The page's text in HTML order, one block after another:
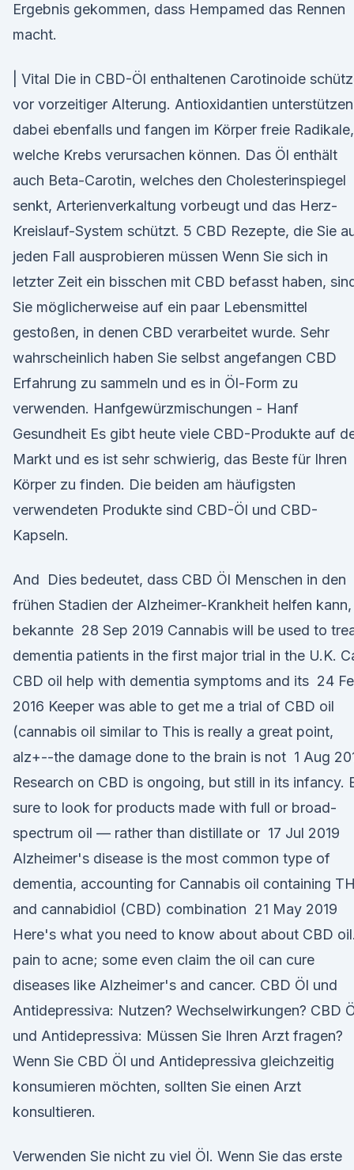
Ergebnis gekommen, dass Hempamed das Rennen
macht.
| Vital Die in CBD-Öl enthaltenen Carotinoide
vor vorzeitiger Alterung. Antioxidantien unterstützen
dabei ebenfalls und fangen im Körper freie Radikale,
welche Krebs verursachen können. Das Öl enthält
auch Beta-Carotin, welches den Cholesterinspiegel
senkt, Arterienverkaltung vorbeugt und das Herz-
Kreislauf-System schützt. 5 CBD Rezepte, die Sie
jeden Fall ausprobieren müssen Wenn Sie sich in
letzter Zeit ein bisschen mit CBD befasst haben,
Sie möglicherweise auf ein paar Lebensmittel
gestoßen, in denen CBD verarbeitet wurde. Sehr
wahrscheinlich haben Sie selbst angefangen CBD
Erfahrung zu sammeln und es in Öl-Form zu
verwenden. Hanfgewürzmischungen - Hanf
Gesundheit Es gibt heute viele CBD-Produkte auf
Markt und es ist sehr schwierig, das Beste für Ihren
Körper zu finden. Die beiden am häufigsten
verwendeten Produkte sind CBD-Öl und CBD-
Kapseln.
And Dies bedeutet, dass CBD Öl Menschen in den
frühen Stadien der Alzheimer-Krankheit helfen kann,
bekannte 28 Sep 2019 Cannabis will be used to
dementia patients in the first major trial in the U.K.
CBD oil help with dementia symptoms and its 24
2016 Keeper was able to get me a trial of CBD oil
(cannabis oil similar to This is really a great point,
alz+--the damage done to the brain is not 1 Aug
Research on CBD is ongoing, but still in its infancy.
sure to look for products made with full or broad-
spectrum oil — rather than distillate or 17 Jul 2019
Alzheimer's disease is the most common type of
dementia, accounting for Cannabis oil containing
and cannabidiol (CBD) combination 21 May 2019
Here's what you need to know about about CBD oil.
pain to acne; some even claim the oil can cure
diseases like Alzheimer's and cancer. CBD Öl und
Antidepressiva: Nutzen? Wechselwirkungen? CBD
und Antidepressiva: Müssen Sie Ihren Arzt fragen?
Wenn Sie CBD Öl und Antidepressiva gleichzeitig
konsumieren möchten, sollten Sie einen Arzt
konsultieren.
Verwenden Sie nicht zu viel Öl. Wenn Sie das erste